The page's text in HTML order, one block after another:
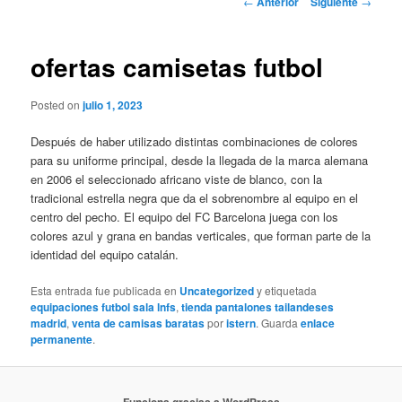
ofertas camisetas futbol
Posted onjulio 1, 2023
Después de haber utilizado distintas combinaciones de colores
para su uniforme principal, desde la llegada de la marca alemana
en 2006 el seleccionado africano viste de blanco, con la
tradicional estrella negra que da el sobrenombre al equipo en el
centro del pecho. El equipo del FC Barcelona juega con los
colores azul y grana en bandas verticales, que forman parte de la
identidad del equipo catalán.
Esta entrada fue publicada en Uncategorizedy etiquetada
equipaciones futbol sala lnfs,tienda pantalones tailandeses
madrid,venta de camisas baratasporistern. Guardaenlace
permanente.